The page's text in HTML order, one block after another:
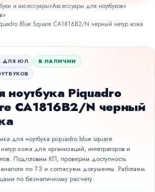
и аксессуары»Аксессуары для ноутбуков»
»
Blue Square CA1816B2/N черный натур.кожа
ДЛЯ ЮЛ
В НАЛИЧИИ
ноутбука Piquadro
CA1816B2/N черный
для ноутбука piquadro blue square
для организаций, интеграторов и
Подготовим КП, проверим доступность
по ТЗ и согласуем документы. Работаем
по безналичному расчету.